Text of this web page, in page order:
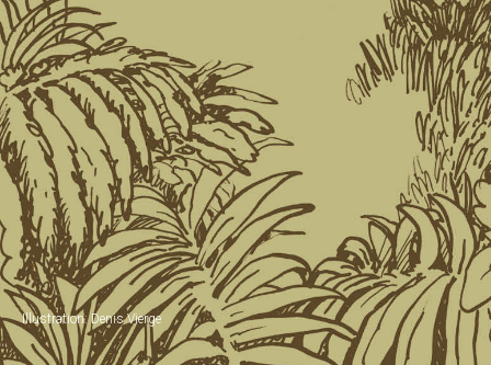
Illustration: Denis Vierge